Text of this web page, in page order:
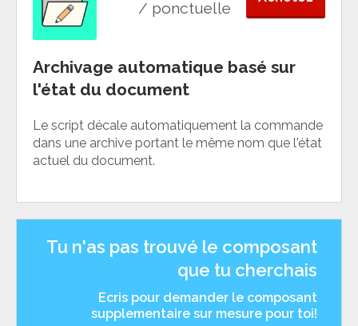
/ ponctuelle
Archivage automatique basé sur
l'état du document
Le script décale automatiquement la commande
dans une archive portant le même nom que l'état
actuel du document.
Tu n'as pas trouvé le composant
que tu cherchais
Ecris pour demander le composant
supplementaire sur mesure pour toi!